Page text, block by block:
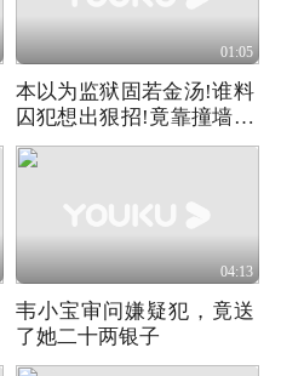
01:05
本以为监狱固若金汤!谁料
囚犯想出狠招!竟靠撞墙打
开生路!
04:13
韦小宝审问嫌疑犯，竟送
了她二十两银子